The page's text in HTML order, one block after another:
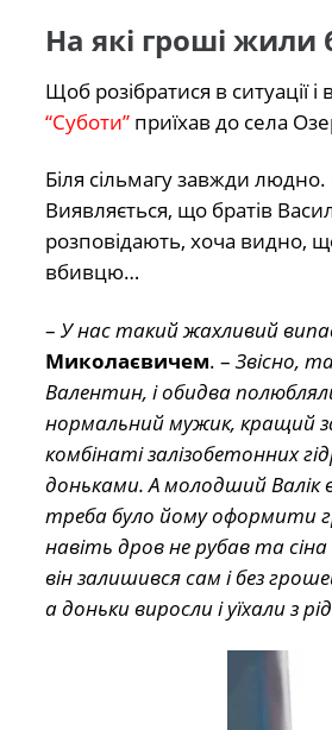
На які гроші жили
Щоб розібратися в ситуації
“Суботи”приїхав до села
Біля сільмагу завжди
Виявляється, що братів
розповідають, хоча видно,
вбивцю…
– У нас такий жахливий
Миколаєвичем. – Звісно,
Валентин, і обидва
нормальний мужик, кращий
комбінаті залізобетонних
доньками. А молодший Валік
треба було йому оформити
навіть дров не рубав та
він залишився сам і без
а доньки виросли і уїхали з